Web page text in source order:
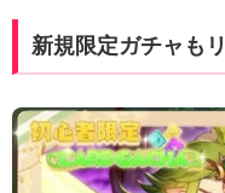
新規限定ガチャも